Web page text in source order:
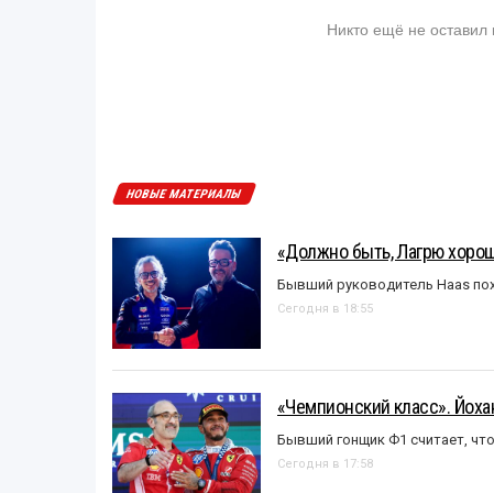
Никто ещё не оставил
НОВЫЕ МАТЕРИАЛЫ
«Должно быть, Лагрю
Бывший руководитель Haas
Сегодня в 18:55
«Чемпионский класс».
Бывший гонщик Ф1 считает,
Сегодня в 17:58